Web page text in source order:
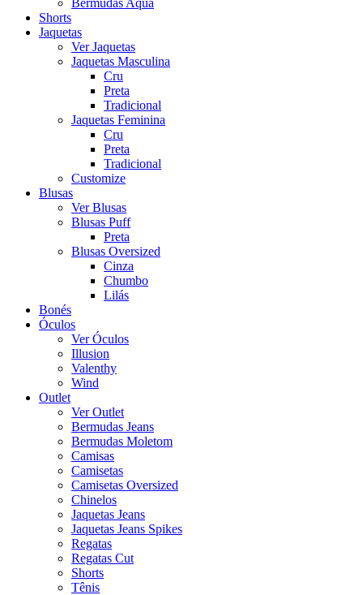
Bermudas Aqua
Shorts
Jaquetas
Ver Jaquetas
Jaquetas Masculina
Cru
Preta
Tradicional
Jaquetas Feminina
Cru
Preta
Tradicional
Customize
Blusas
Ver Blusas
Blusas Puff
Preta
Blusas Oversized
Cinza
Chumbo
Lilás
Bonés
Óculos
Ver Óculos
Illusion
Valenthy
Wind
Outlet
Ver Outlet
Bermudas Jeans
Bermudas Moletom
Camisas
Camisetas
Camisetas Oversized
Chinelos
Jaquetas Jeans
Jaquetas Jeans Spikes
Regatas
Regatas Cut
Shorts
Tênis